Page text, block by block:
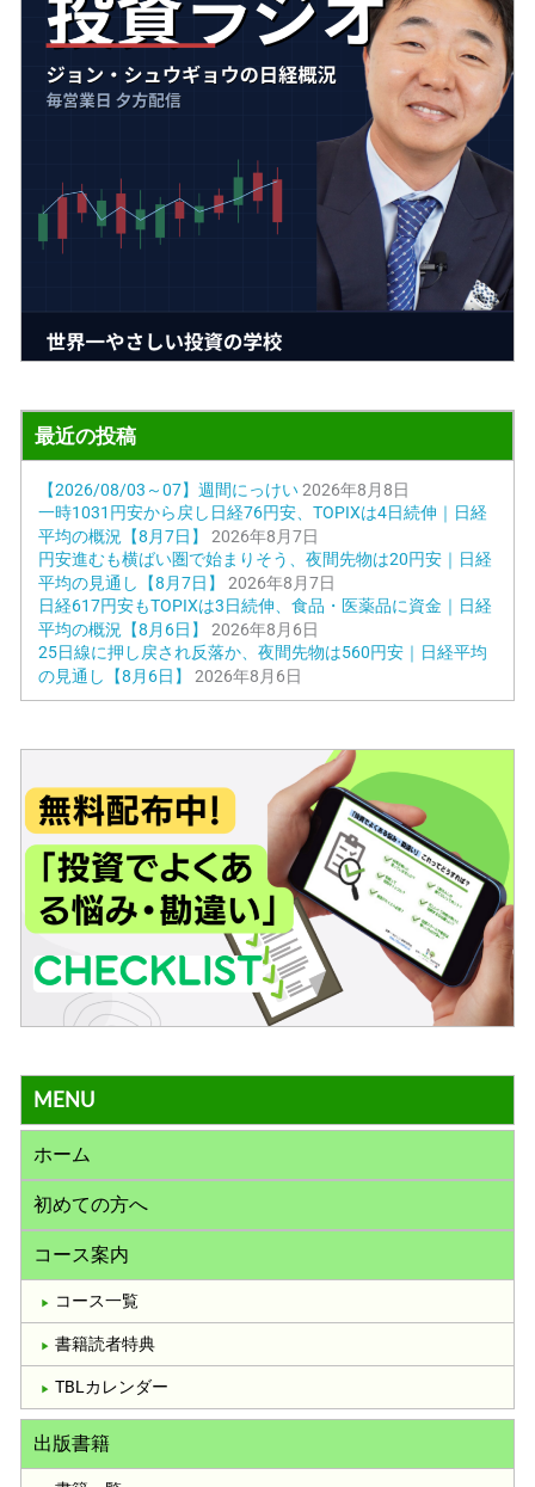
最近の投稿
【2026/08/03～07】週間にっけい 2026年8月8日
一時1031円安から戻し日経76円安、TOPIXは4日続伸｜日経
平均の概況【8月7日】
2026年8月7日
円安進むも横ばい圏で始まりそう、夜間先物は20円安｜日経
平均の見通し【8月7日】
2026年8月7日
日経617円安もTOPIXは3日続伸、食品・医薬品に資金｜日経
平均の概況【8月6日】
2026年8月6日
25日線に押し戻され反落か、夜間先物は560円安｜日経平均
の見通し【8月6日】
2026年8月6日
MENU
ホーム
初めての方へ
コース案内
コース一覧
書籍読者特典
TBLカレンダー
出版書籍